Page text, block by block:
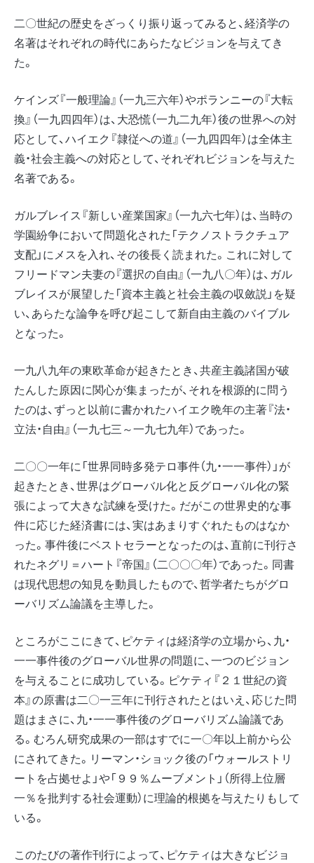
二〇世紀の歴史をざっくり振り返ってみると、経済学の
名著はそれぞれの時代にあらたなビジョンを与えてき
た。
ケインズ『一般理論』（一九三六年）やポランニーの『大転
換』（一九四四年）は、大恐慌（一九二九年）後の世界への対
応として、ハイエク『隷従への道』（一九四四年）は全体主
義・社会主義への対応として、それぞれビジョンを与えた
名著である。
ガルブレイス『新しい産業国家』（一九六七年）は、当時の
学園紛争において問題化された「テクノストラクチュア
支配」にメスを入れ、その後長く読まれた。これに対して
フリードマン夫妻の『選択の自由』（一九八〇年）は、ガル
ブレイスが展望した「資本主義と社会主義の収斂説」を疑
い、あらたな論争を呼び起こして新自由主義のバイブル
となった。
一九八九年の東欧革命が起きたとき、共産主義諸国が破
たんした原因に関心が集まったが、それを根源的に問う
たのは、ずっと以前に書かれたハイエク晩年の主著『法・
立法・自由』（一九七三～一九七九年）であった。
二〇〇一年に「世界同時多発テロ事件（九・一一事件）」が
起きたとき、世界はグローバル化と反グローバル化の緊
張によって大きな試練を受けた。だがこの世界史的な事
件に応じた経済書には、実はあまりすぐれたものはなか
った。事件後にベストセラーとなったのは、直前に刊行さ
れたネグリ＝ハート『帝国』（二〇〇〇年）であった。同書
は現代思想の知見を動員したもので、哲学者たちがグロ
ーバリズム論議を主導した。
ところがここにきて、ピケティは経済学の立場から、九・
一一事件後のグローバル世界の問題に、一つのビジョン
を与えることに成功している。ピケティ『２１世紀の資
本』の原書は二〇一三年に刊行されたとはいえ、応じた問
題はまさに、九・一一事件後のグローバリズム論議であ
る。むろん研究成果の一部はすでに一〇年以上前から公
にされてきた。リーマン・ショック後の「ウォールストリ
ートを占拠せよ」や「９９％ムーブメント」（所得上位層
一％を批判する社会運動）に理論的根拠を与えたりもして
いる。
このたびの著作刊行によって、ピケティは大きなビジョ